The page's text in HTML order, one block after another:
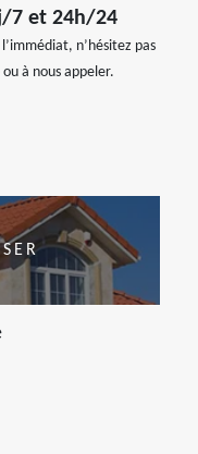
7 et 24h/24
n’hésitez pas
à nous appeler.